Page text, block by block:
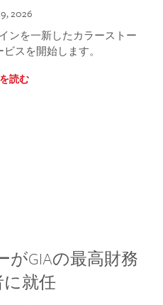
2026
ンを一新したカラーストー
スを開始します。
読む
がGIAの最高財務
就任